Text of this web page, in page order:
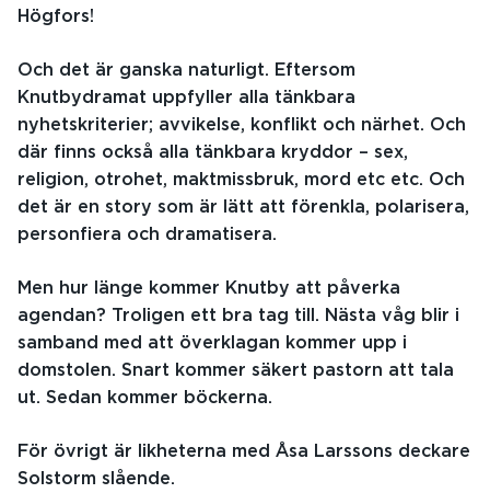
Högfors!
Och det är ganska naturligt. Eftersom
Knutbydramat uppfyller alla tänkbara
nyhetskriterier; avvikelse, konflikt och närhet. Och
där finns också alla tänkbara kryddor – sex,
religion, otrohet, maktmissbruk, mord etc etc. Och
det är en story som är lätt att förenkla, polarisera,
personfiera och dramatisera.
Men hur länge kommer Knutby att påverka
agendan? Troligen ett bra tag till. Nästa våg blir i
samband med att överklagan kommer upp i
domstolen. Snart kommer säkert pastorn att tala
ut. Sedan kommer böckerna.
För övrigt är likheterna med Åsa Larssons deckare
Solstorm slående.